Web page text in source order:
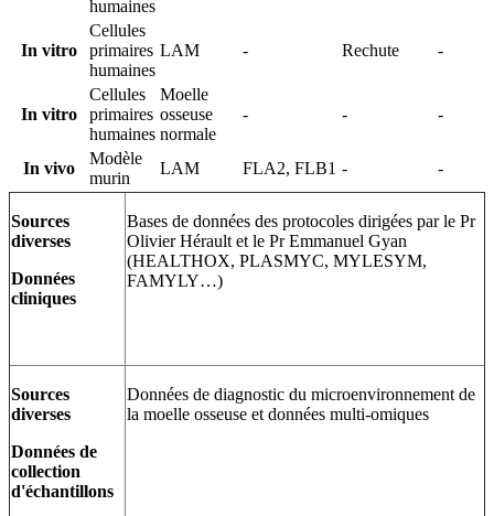
humaines
In vitro
Cellules
primaires
humaines
LAM - Rechute -
In vitro
Cellules
primaires
humaines
Moelle
osseuse
normale
- - -
In vivo
Modèle
murin
LAM FLA2, FLB1 - -
Sources
diverses
Données
cliniques
Bases de données des protocoles dirigées par le Pr
Olivier Hérault et le Pr Emmanuel Gyan
(HEALTHOX, PLASMYC, MYLESYM,
FAMYLY…)
Sources
diverses
Données de
collection
d'échantillons
Données de diagnostic du microenvironnement de
la moelle osseuse et données multi-omiques